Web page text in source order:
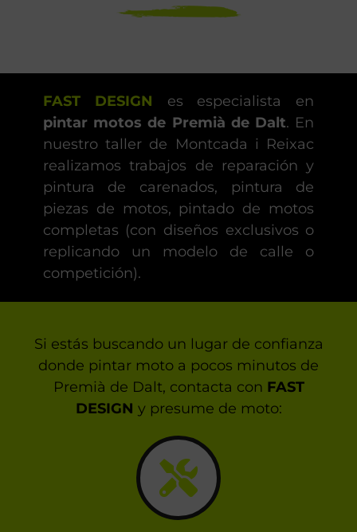
FAST DESIGN es especialista en
pintar motos de Premià de Dalt. En
nuestro taller de Montcada i Reixac
realizamos trabajos de reparación y
pintura de carenados, pintura de
piezas de motos, pintado de motos
completas (con diseños exclusivos o
replicando un modelo de calle o
competición).
Si estás buscando un lugar de confianza
donde pintar moto a pocos minutos de
Premià de Dalt, contacta con FAST
DESIGN y presume de moto: